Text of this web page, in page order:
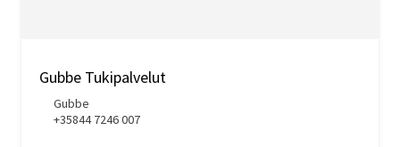
Gubbe Tukipalvelut
Gubbe
+35844 7246 007